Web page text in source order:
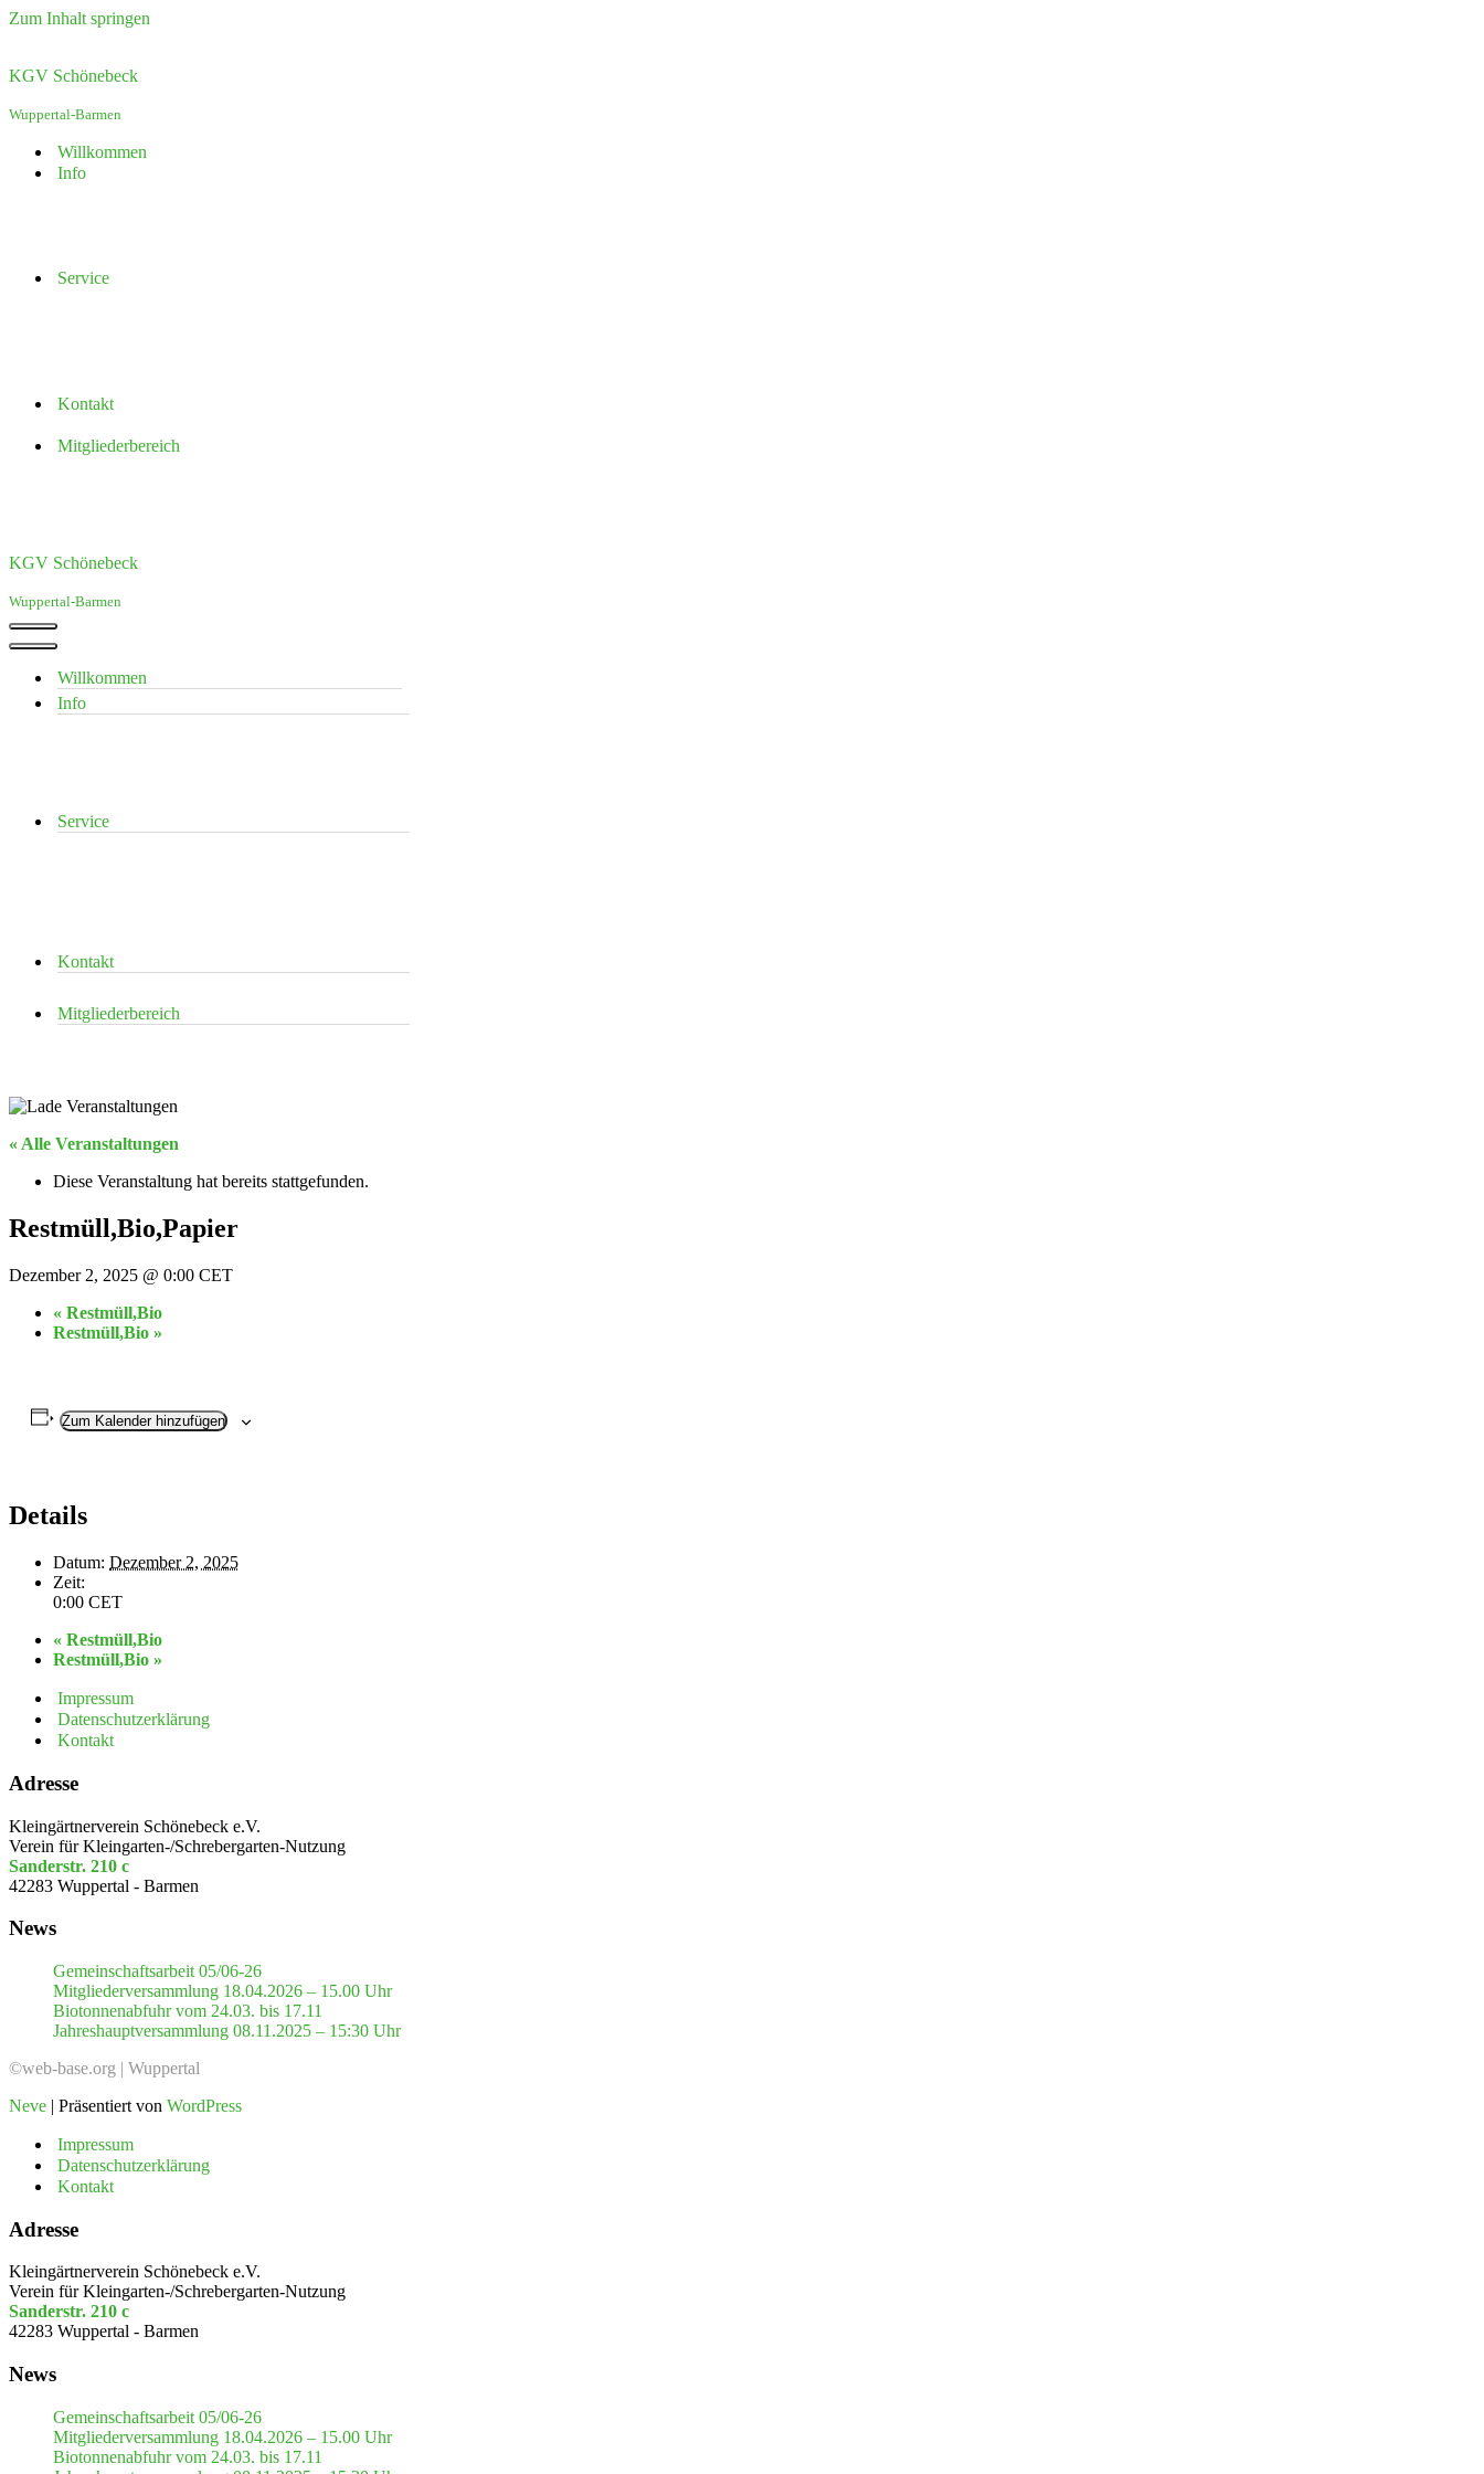
Zum Inhalt springen
KGV Schönebeck
Wuppertal-Barmen
Willkommen
Info
Service
Kontakt
Mitgliederbereich
KGV Schönebeck
Wuppertal-Barmen
Navigationsmenü
Navigationsmenü
Willkommen
Info
Service
Kontakt
Mitgliederbereich
« Alle Veranstaltungen
Diese Veranstaltung hat bereits stattgefunden.
Restmüll,Bio,Papier
Dezember 2, 2025 @ 0:00 CET
« Restmüll,Bio
Restmüll,Bio »
Zum Kalender hinzufügen
Details
Datum: Dezember 2, 2025
Zeit:
0:00 CET
« Restmüll,Bio
Restmüll,Bio »
Impressum
Datenschutzerklärung
Kontakt
Adresse
Kleingärtnerverein Schönebeck e.V.
Verein für Kleingarten-/Schrebergarten-Nutzung
Sanderstr. 210 c
42283 Wuppertal - Barmen
News
Gemeinschaftsarbeit 05/06-26
Mitgliederversammlung 18.04.2026 – 15.00 Uhr
Biotonnenabfuhr vom 24.03. bis 17.11
Jahreshauptversammlung 08.11.2025 – 15:30 Uhr
©web-base.org | Wuppertal
Neve | Präsentiert von WordPress
Impressum
Datenschutzerklärung
Kontakt
Adresse
Kleingärtnerverein Schönebeck e.V.
Verein für Kleingarten-/Schrebergarten-Nutzung
Sanderstr. 210 c
42283 Wuppertal - Barmen
News
Gemeinschaftsarbeit 05/06-26
Mitgliederversammlung 18.04.2026 – 15.00 Uhr
Biotonnenabfuhr vom 24.03. bis 17.11